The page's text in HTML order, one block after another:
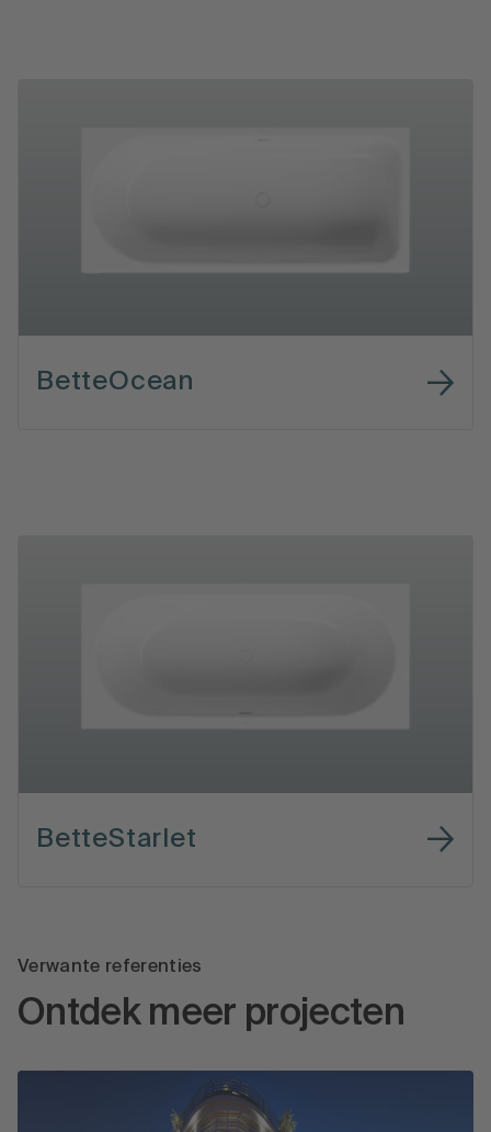
BetteOcean
BetteStarlet
Verwante referenties
Ontdek meer projecten